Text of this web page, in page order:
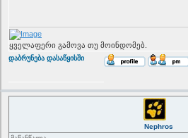
ყველაფერი გამოვა თუ მოინდომებ.
T
დაბრუნება დასაწყისში
Nephros